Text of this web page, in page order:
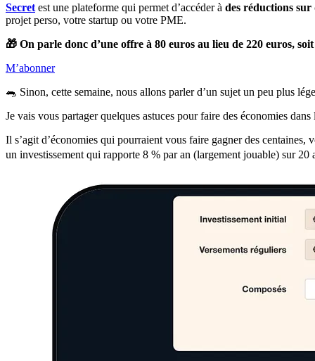
Secret est une plateforme qui permet d’accéder à des réductions sur
projet perso, votre startup ou votre PME.
🎁 On parle donc d’une offre à 80 euros au lieu de 220 euros,
M’abonner
🐀 Sinon, cette semaine, nous allons parler d’un sujet un peu plus
Je vais vous partager quelques astuces pour faire des économies
Il s’agit d’économies qui pourraient vous faire gagner des
un investissement qui rapporte 8 % par an (largement jouable) sur